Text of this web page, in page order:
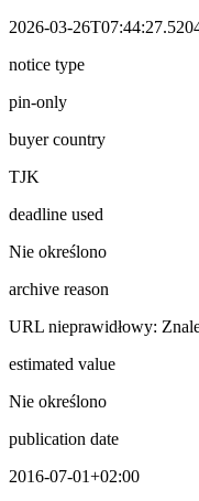
2026-03-
notice type
pin-only
buyer country
TJK
deadline used
Nie określono
archive reason
URL nieprawidłowy:
estimated value
Nie określono
publication date
2016-07-01+02:00